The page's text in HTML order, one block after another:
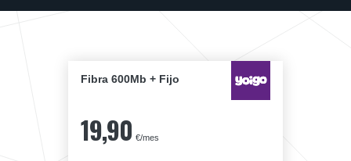
Fibra 600Mb + Fijo
19,90 €/mes